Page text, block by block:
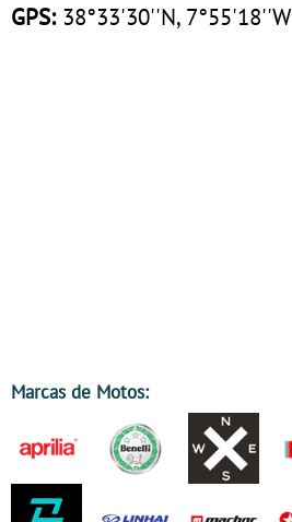
GPS:38°33'30''N, 7°55'18''W
Marcas de Motos: